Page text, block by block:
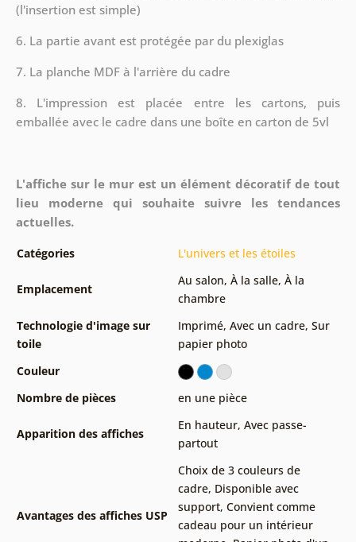
(l'insertion est simple)
6. La partie avant est protégée par du plexiglas
7. La planche MDF à l'arrière du cadre
8. L'impression est placée entre les cartons, puis
emballée avec le cadre dans une boîte en carton de 5vl
L'affiche sur le mur est un élément décoratif de tout
lieu moderne qui souhaite suivre les tendances
actuelles.
Catégories L'univers et les étoiles
Emplacement
Au salon, À la salle, À la
chambre
Technologie d'image sur
toile
Imprimé, Avec un cadre, Sur
papier photo
Couleur
Nombre de pièces
en une pièce
Apparition des affiches
En hauteur, Avec passe-
partout
Avantages des affiches USP
Choix de 3 couleurs de
cadre, Disponible avec
support, Convient comme
cadeau pour un intérieur